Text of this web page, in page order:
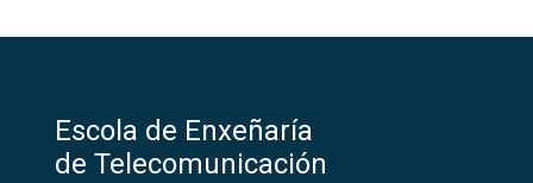
Escola de Enxeñaría
de Telecomunicación